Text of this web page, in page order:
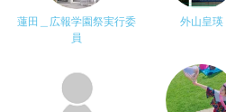
蓮田＿広報学園祭実行委
員
外山皇瑛